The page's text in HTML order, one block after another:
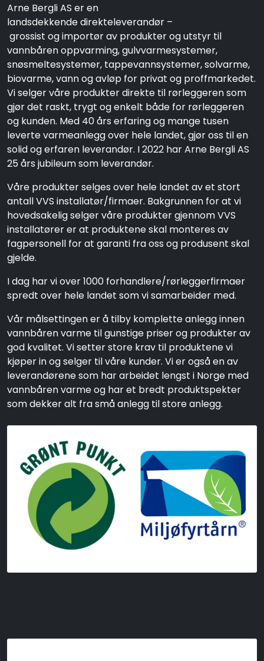
Arne Bergli AS er en
landsdekkende direkteleverandør –
grossist og importør av produkter og utstyr til
vannbåren oppvarming, gulvvarmesystemer,
snøsmeltesystemer, tappevannsystemer, solvarme,
biovarme, vann og avløp for privat og proffmarkedet.
Vi selger våre produkter direkte til rørleggeren som
gjør det raskt, trygt og enkelt både for rørleggeren
og kunden. Med 40 års erfaring og mange tusen
leverte varmeanlegg over hele landet, gjør oss til en
solid og erfaren leverandør. I 2022 har Arne Bergli AS
25 års jubileum som leverandør.
Våre produkter selges over hele landet av et stort
antall VVS installatør/firmaer. Bakgrunnen for at vi
hovedsakelig selger våre produkter gjennom VVS
installatører er at produktene skal monteres av
fagpersonell for at garanti fra oss og produsent skal
gjelde.
I dag har vi over 1000 forhandlere/rørleggerfirmaer
spredt over hele landet som vi samarbeider med.
Vår målsettingen er å tilby komplette anlegg innen
vannbåren varme til gunstige priser og produkter av
god kvalitet. Vi setter store krav til produktene vi
kjøper in og selger til våre kunder. Vi er også en av
leverandørene som har arbeidet lengst i Norge med
vannbåren varme og har et bredt produktspekter
som dekker alt fra små anlegg til store anlegg.